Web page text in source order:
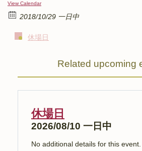
View Calendar
2018/10/29 一日中
休場日
Related upcoming
休場日
2026/08/10 一日中
No additional details for this event.